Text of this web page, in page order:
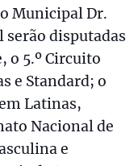
Municipal Dr.
serão disputadas
o 5.º Circuito
e Standard; o
Latinas,
Nacional de
e